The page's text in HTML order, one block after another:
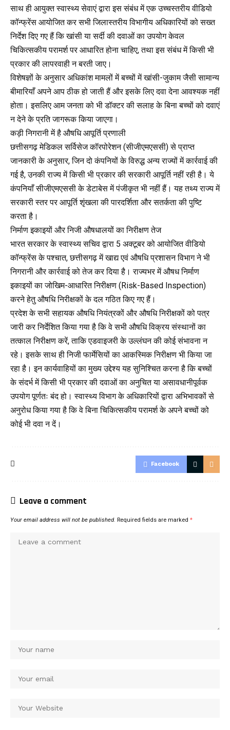
साथ ही आयुक्त स्वास्थ्य सेवाएं द्वारा इस संबंध में एक उच्चस्तरीय वीडियो
कॉन्फ्रेंस आयोजित कर सभी जिलास्तरीय विभागीय अधिकारियों को सख्त
निर्देश दिए गए हैं कि खांसी या सर्दी की दवाओं का उपयोग केवल
चिकित्सकीय परामर्श पर आधारित होना चाहिए, तथा इस संबंध में किसी भी
प्रकार की लापरवाही न बरती जाए।
विशेषज्ञों के अनुसार अधिकांश मामलों में बच्चों में खांसी-जुकाम जैसी सामान्य
बीमारियाँ अपने आप ठीक हो जाती हैं और इसके लिए दवा देना आवश्यक नहीं
होता। इसलिए आम जनता को भी डॉक्टर की सलाह के बिना बच्चों को दवाएं
न देने के प्रति जागरूक किया जाएगा।
कड़ी निगरानी में है औषधि आपूर्ति प्रणाली
छत्तीसगढ़ मेडिकल सर्विसेज कॉरपोरेशन (सीजीएमएससी) से प्राप्त
जानकारी के अनुसार, जिन दो कंपनियों के विरुद्ध अन्य राज्यों में कार्रवाई की
गई है, उनकी राज्य में किसी भी प्रकार की सरकारी आपूर्ति नहीं रही है। ये
कंपनियाँ सीजीएमएससी के डेटाबेस में पंजीकृत भी नहीं हैं। यह तथ्य राज्य में
सरकारी स्तर पर आपूर्ति शृंखला की पारदर्शिता और सतर्कता की पुष्टि
करता है।
निर्माण इकाइयों और निजी औषधालयों का निरीक्षण तेज
भारत सरकार के स्वास्थ्य सचिव द्वारा 5 अक्टूबर को आयोजित वीडियो
कॉन्फ्रेंस के पश्चात, छत्तीसगढ़ में खाद्य एवं औषधि प्रशासन विभाग ने भी
निगरानी और कार्रवाई को तेज कर दिया है। राज्यभर में औषध निर्माण
इकाइयों का जोखिम-आधारित निरीक्षण (Risk-Based Inspection)
करने हेतु औषधि निरीक्षकों के दल गठित किए गए हैं।
प्रदेश के सभी सहायक औषधि नियंत्रकों और औषधि निरीक्षकों को पत्र
जारी कर निर्देशित किया गया है कि वे सभी औषधि विक्रय संस्थानों का
तत्काल निरीक्षण करें, ताकि एडवाइजरी के उल्लंघन की कोई संभावना न
रहे। इसके साथ ही निजी फार्मेसियों का आकस्मिक निरीक्षण भी किया जा
रहा है। इन कार्यवाहियों का मुख्य उद्देश्य यह सुनिश्चित करना है कि बच्चों
के संदर्भ में किसी भी प्रकार की दवाओं का अनुचित या असावधानीपूर्वक
उपयोग पूर्णतः बंद हो। स्वास्थ्य विभाग के अधिकारियों द्वारा अभिभावकों से
अनुरोध किया गया है कि वे बिना चिकित्सकीय परामर्श के अपने बच्चों को
कोई भी दवा न दें।
Facebook
Leave a comment
Your email address will not be published. Required fields are marked *